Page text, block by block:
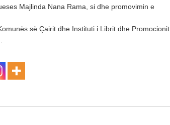
Majlinda Nana Rama, si dhe promovimin e
së Çairit dhe Instituti i Librit dhe Promocionit